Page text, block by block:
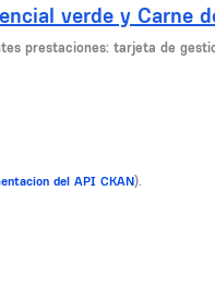
verde y Carne
prestaciones: tarjeta de
del API CKAN).